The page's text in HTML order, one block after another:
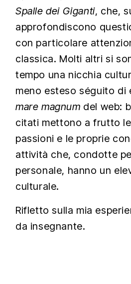
Spalle dei Giganti, che,
approfondiscono
con particolare
classica. Molti altri si
tempo una nicchia
meno esteso séguito di
mare magnum del web:
citati mettono a frutto
passioni e le proprie
attività che, condotte
personale, hanno un
culturale.
Rifletto sulla mia
da insegnante.